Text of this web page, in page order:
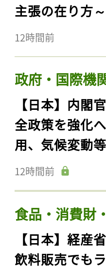
主張の在り方～
12時間前
政府・国際機
【日本】内閣
全政策を強化
用、気候変動等
12時間前
食品・消費財
【日本】経産
飲料販売でも